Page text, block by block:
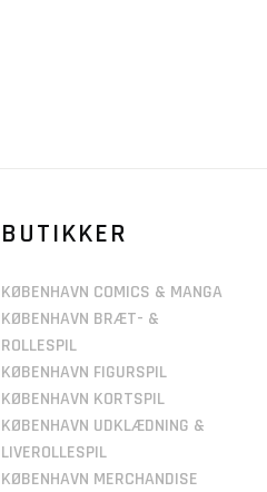
BUTIKKER
KØBENHAVN COMICS & MANGA
KØBENHAVN BRÆT- &
ROLLESPIL
KØBENHAVN FIGURSPIL
KØBENHAVN KORTSPIL
KØBENHAVN UDKLÆDNING &
LIVEROLLESPIL
KØBENHAVN MERCHANDISE